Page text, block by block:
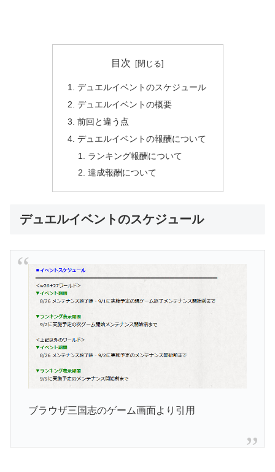
目次
デュエルイベントのスケジュール
デュエルイベントの概要
前回と違う点
デュエルイベントの報酬について
ランキング報酬について
達成報酬について
デュエルイベントのスケジュール
ブラウザ三国志のゲーム画面より引用